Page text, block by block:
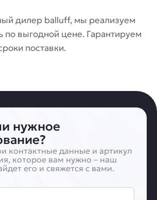
дилер balluff, мы реализуем
выгодной цене. Гарантируем
поставки.
нужное
контактные данные и артикул
которое вам нужно – наш
его и свяжется с вами.